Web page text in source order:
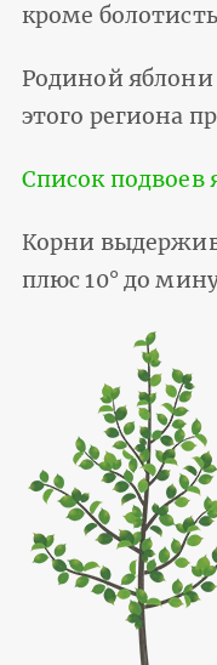
кроме
Родиной яблони
этого региона
Список подвоев
Корни
плюс 10° до